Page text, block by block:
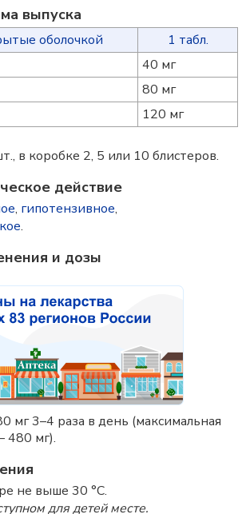
выпускa
оболочкой
1 табл.
40 мг
80 мг
120 мг
в коробке 2, 5 или 10 блистеров.
действие
, гипотензивное,
.
и дозы
мг 3–4 раза в день (максимальная
480 мг).
не выше 30 °C.
для детей месте.